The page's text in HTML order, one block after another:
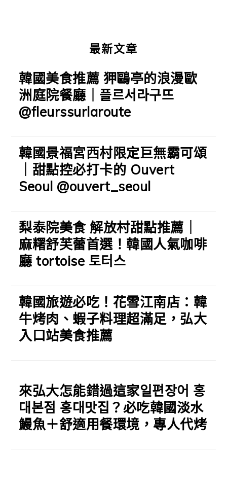
最新文章
韓國美食推薦 狎鷗亭的浪漫歐
洲庭院餐廳｜플르서라구뜨
@fleurssurlaroute
韓國景福宮西村限定巨無霸可頌
｜甜點控必打卡的 Ouvert
Seoul @ouvert_seoul
梨泰院美食 解放村甜點推薦｜
麻糬舒芙蕾首選！韓國人氣咖啡
廳 tortoise 토터스
韓國旅遊必吃！花雪江南店：韓
牛烤肉、蝦子料理超滿足，弘大
入口站美食推薦
來弘大怎能錯過這家일편장어 홍
대본점 홍대맛집？必吃韓國淡水
鰻魚＋舒適用餐環境，專人代烤